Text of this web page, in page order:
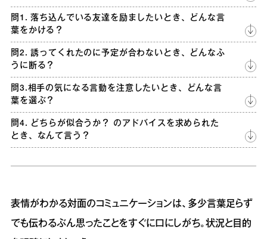
問1. 落ち込んでいる友達を励ましたいとき、どんな言
葉をかける？
問2. 誘ってくれたのに予定が合わないとき、どんなふ
うに断る？
問3.相手の気になる言動を注意したいとき、どんな言
葉を選ぶ？
問4. どちらが似合うか？ のアドバイスを求められた
とき、なんて言う？
表情がわかる対面のコミュニケーションは、多少言葉足らず
でも伝わるぶん思ったことをすぐに口にしがち。状況と目的